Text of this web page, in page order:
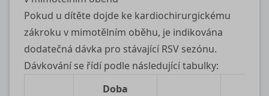
Pokud u dítěte dojde ke kardiochirurgickému
zákroku v mimotělním oběhu, je indikována
dodatečná dávka pro stávající RSV sezónu.
Dávkování se řídí podle následující tabulky:
Doba